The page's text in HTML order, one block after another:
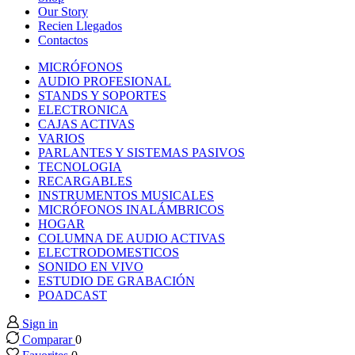
panel
panel
panel
panel
panel
panel
panel
panel
panel
Our Story
Recien Llegados
Contactos
MICRÓFONOS
AUDIO PROFESIONAL
STANDS Y SOPORTES
ELECTRONICA
CAJAS ACTIVAS
VARIOS
PARLANTES Y SISTEMAS PASIVOS
TECNOLOGIA
RECARGABLES
INSTRUMENTOS MUSICALES
MICRÓFONOS INALÁMBRICOS
HOGAR
COLUMNA DE AUDIO ACTIVAS
ELECTRODOMESTICOS
SONIDO EN VIVO
ESTUDIO DE GRABACIÓN
POADCAST
Sign in
Comparar0